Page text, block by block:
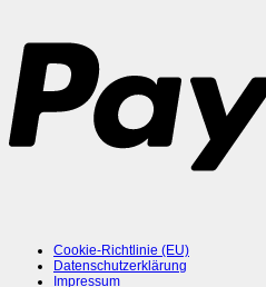
Cookie-Richtlinie (EU)
Datenschutzerklärung
Impressum